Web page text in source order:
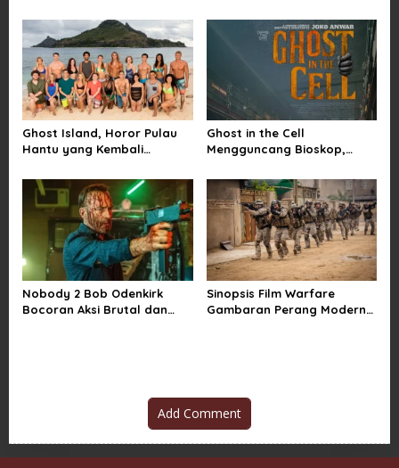
o
n
Ghost Island, Horor Pulau
Hantu yang Kembali
Ghost in the Cell
Mengguncang Bioskop,
Sindiran Sosial
Nobody 2 Bob Odenkirk
Bocoran Aksi Brutal dan
Sinopsis Film Warfare
Gambaran Perang Modern
Add Comment